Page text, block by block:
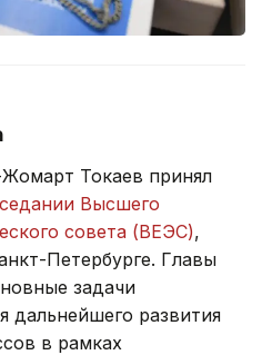
Токаев принял
Высшего
совета (ВЕЭС),
Петербурге. Главы
задачи
дальнейшего развития
в рамках